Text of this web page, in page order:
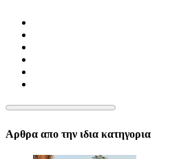
Αρθρα απο την ιδια κατηγορια